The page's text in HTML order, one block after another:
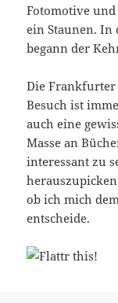
Fotomotive
ein Staunen. In
begann der
Die Frankfurter
Besuch ist
auch eine
Masse an
interessant zu
ob ich mich
entscheide.